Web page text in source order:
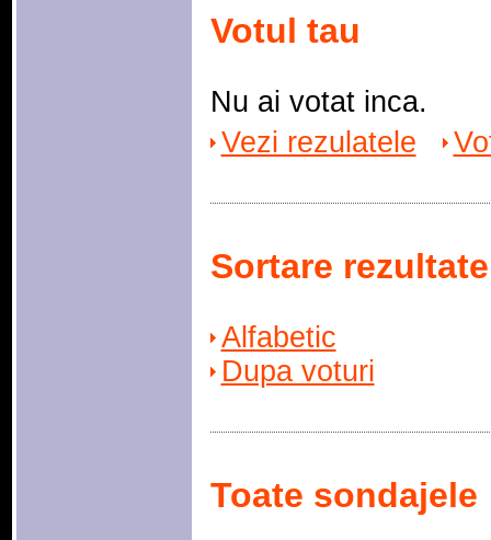
Votul tau
Nu ai votat inca.
Vezi rezulatele
Sortare rezultate
Alfabetic
Dupa voturi
Toate sondajele